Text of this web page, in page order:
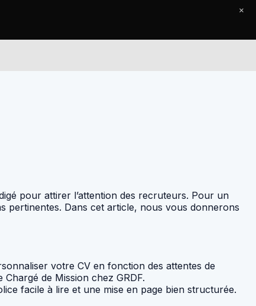
pour attirer l’attention des recruteurs. Pour un
pertinentes. Dans cet article, nous vous donnerons
votre CV en fonction des attentes de
de Mission chez GRDF.
facile à lire et une mise en page bien structurée.
×